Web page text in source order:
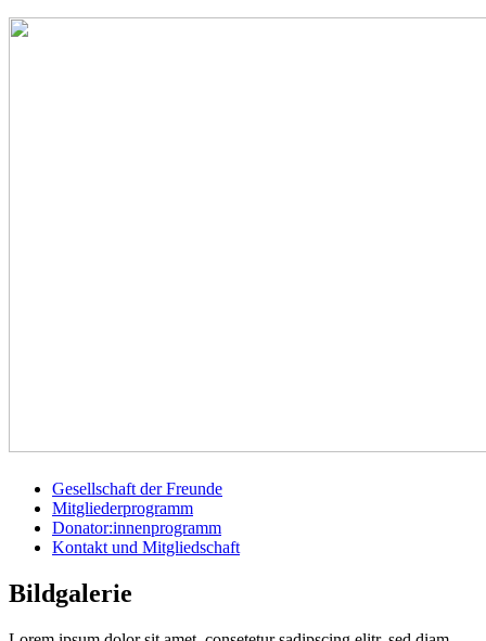
Gesellschaft der Freunde
Mitgliederprogramm
Donator:innenprogramm
Kontakt und Mitgliedschaft
Bildgalerie